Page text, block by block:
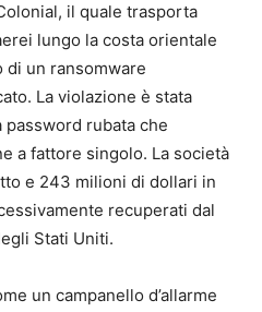
il quale trasporta
lungo la costa orientale
di un ransomware
La violazione è stata
password rubata che
a fattore singolo. La società
e 243 milioni di dollari in
recuperati dal
Stati Uniti.
un campanello d’allarme